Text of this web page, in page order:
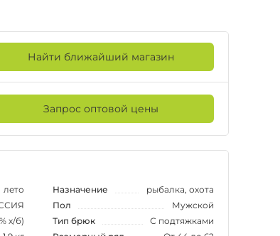
Найти ближайший магазин
Запрос оптовой цены
лето Назначение
рыбалка, охота
Пол
Мужской
х/б) Тип брюк
С подтяжками